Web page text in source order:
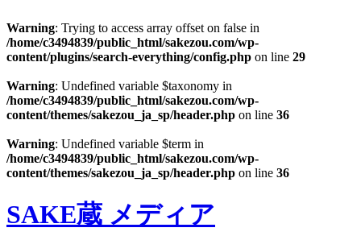
Warning: Trying to access array offset on false in
/home/c3494839/public_html/sakezou.com/wp-
content/plugins/search-everything/config.php on line 29
Warning: Undefined variable $taxonomy in
/home/c3494839/public_html/sakezou.com/wp-
content/themes/sakezou_ja_sp/header.php on line 36
Warning: Undefined variable $term in
/home/c3494839/public_html/sakezou.com/wp-
content/themes/sakezou_ja_sp/header.php on line 36
SAKE蔵 メディア